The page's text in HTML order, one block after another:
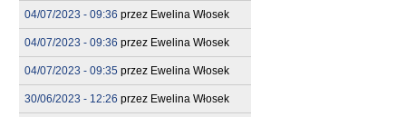
04/07/2023 - 09:36 przez Ewelina Włosek
04/07/2023 - 09:36 przez Ewelina Włosek
04/07/2023 - 09:35 przez Ewelina Włosek
30/06/2023 - 12:26 przez Ewelina Włosek